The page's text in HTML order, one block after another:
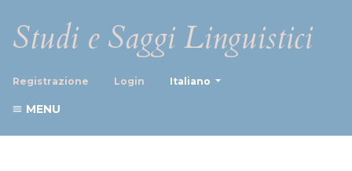
Studi e Saggi Linguistici
Registrazione Login Italiano
MENU